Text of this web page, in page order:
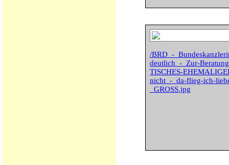
/BRD_-
deutlich_-_Zur-
TISCHES-
nicht_-_da-flieg-ich-
_GROSS.jpg